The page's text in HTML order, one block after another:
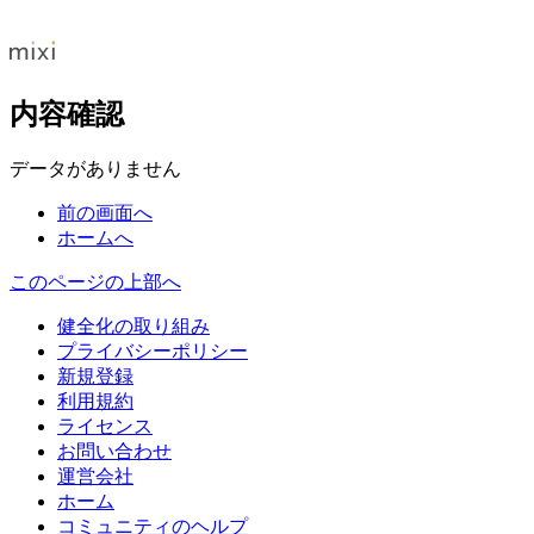
内容確認
データがありません
前の画面へ
ホームへ
このページの上部へ
健全化の取り組み
プライバシーポリシー
新規登録
利用規約
ライセンス
お問い合わせ
運営会社
ホーム
コミュニティのヘルプ